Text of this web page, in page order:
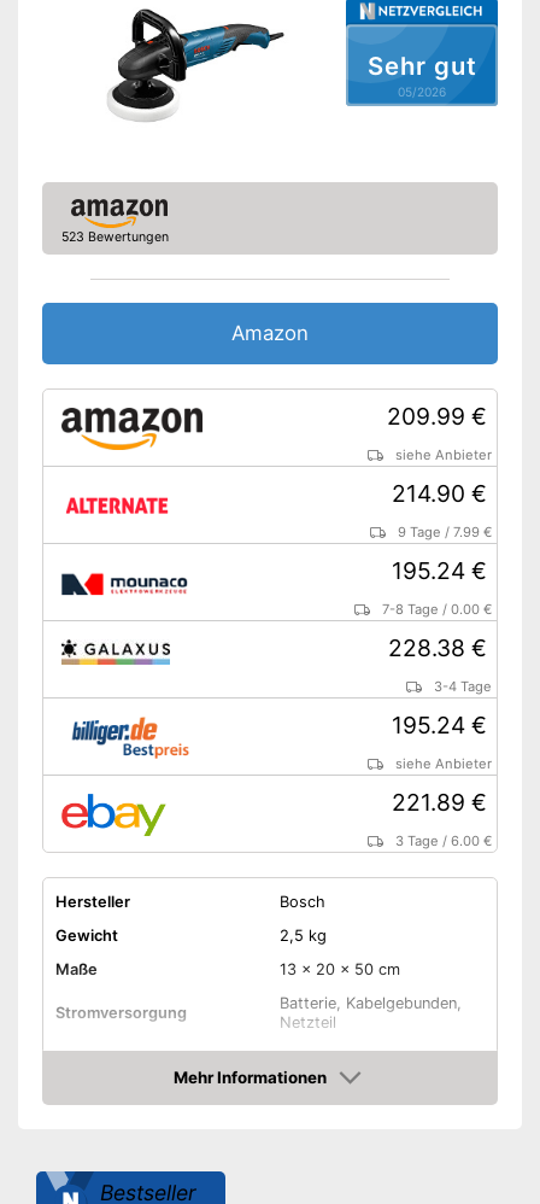
Schleifteller inklusive
Kabellos
enthalten
Nachteile
Amazon Lieferzeit
siehe Anbieter
Sehr gut
05/2026
523 Bewertungen
Amazon
209.99 €
siehe Anbieter
214.90 €
9 Tage /7.99 €
195.24 €
7-8 Tage /0.00 €
228.38 €
3-4 Tage
195.24 €
siehe Anbieter
221.89 €
3 Tage /6.00 €
Hersteller
Bosch
Gewicht
2,5 kg
Maße
13 x 20 x 50 cm
Stromversorgung
Batterie, Kabelgebunden,
Netzteil
Leistung
1.400 W
Gummischleifteller
Mehr Informationen
Amazon
Bestseller